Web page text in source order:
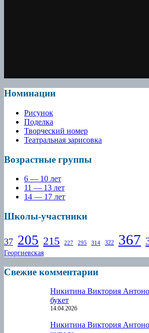
Номинации
Рисунок
Поделка
Творческий номер
Театральная зарисовка
Возрастные группы
6 — 10 лет
11 — 13 лет
14 — 17 лет
Школы-участники
37 205 215 227 295 314 322 367
Георгиевская
Свежие комментарии
Никитина Виктория
букет
14.04.2026
Никитина Виктория